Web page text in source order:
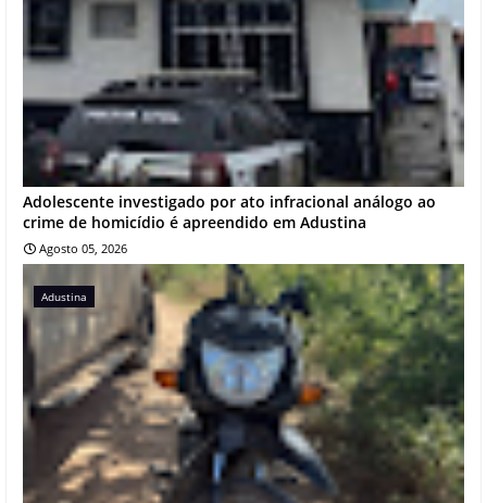
Adolescente investigado por ato infracional análogo ao
crime de homicídio é apreendido em Adustina
Agosto 05, 2026
Adustina